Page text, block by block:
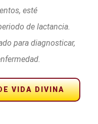
esté
de lactancia.
para diagnosticar,
VIDA DIVINA